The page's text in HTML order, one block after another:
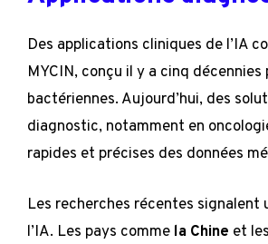
Des applications cliniques de l’IA
MYCIN, conçu il y a cinq
bactériennes. Aujourd’hui, des
diagnostic, notamment en
rapides et précises des données
Les recherches récentes
l’IA. Les pays comme la Chine et les